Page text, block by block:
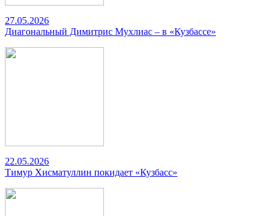
27.05.2026
Диагональный Димитрис Мухлиас – в «Кузбассе»
22.05.2026
Тимур Хисматуллин покидает «Кузбасс»